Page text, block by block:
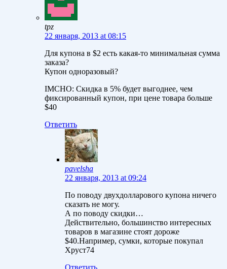
tpz
22 января, 2013 at 08:15
Для купона в $2 есть какая-то минимальная сумма
заказа?
Купон одноразовый?
IMCHO: Скидка в 5% будет выгоднее, чем
фиксированный купон, при цене товара больше
$40
Ответить
pavelsha
22 января, 2013 at 09:24
По поводу двухдолларового купона ничего
сказать не могу.
А по поводу скидки…
Действительно, большинство интересных
товаров в магазине стоят дороже
$40.Например, сумки, которые покупал
Хруст74